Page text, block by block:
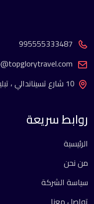
995555333487
10 شارع تسيناندالي ، تبليسي 0144 ، جورجيا
روابط سريعة
الرئيسية
من نحن
سياسة الشركة